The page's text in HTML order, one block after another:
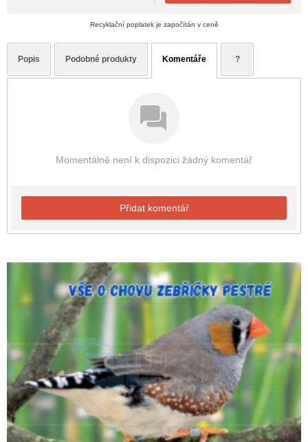
Recyklační poplatek je započítán v ceně
Popis Podobné produkty Komentáře ?
Momentálně není k dispozici žádný komentář
Přidat komentář